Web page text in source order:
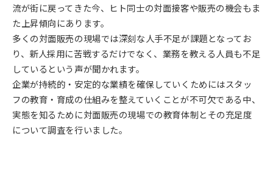
SNAPSHOT
流が街に戻ってきた今、ヒト同士の対面接客や販売の機会もま
た上昇傾向にあります。
多くの対面販売の現場では深刻な人手不足が課題となってお
り、新人採用に苦戦するだけでなく、業務を教える人員も不足
しているという声が聞かれます。
企業が持続的・安定的な業績を確保していくためにはスタッ
フの教育・育成の仕組みを整えていくことが不可欠である中、
実態を知るために対面販売の現場での教育体制とその充足度
について調査を行いました。